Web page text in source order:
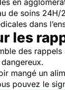
en
de soins 24H/
dans
les
des
mangé un
pouvez le